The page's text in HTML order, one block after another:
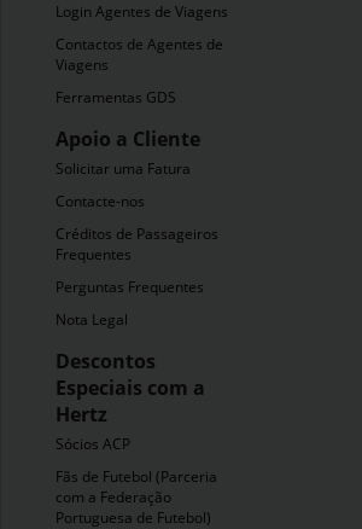
Login Agentes de Viagens
Contactos de Agentes de
Viagens
Ferramentas GDS
Apoio a Cliente
Solicitar uma Fatura
Contacte-nos
Créditos de Passageiros
Frequentes
Perguntas Frequentes
Nota Legal
Descontos
Especiais com a
Hertz
Sócios ACP
Fãs de Futebol (Parceria
com a Federação
Portuguesa de Futebol)